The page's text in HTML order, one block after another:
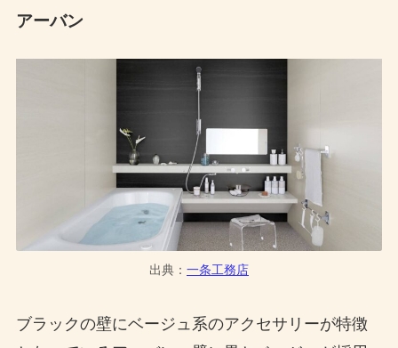
アーバン
出典： 一条工務店
ブラックの壁にベージュ系のアクセサリーが特徴